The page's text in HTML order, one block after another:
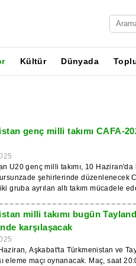
Kültür Dünyada
genç milli takımı CAFA-
U20 genç milli takımı, 10 Haziran'da
şehirlerinde düzenlenecek
gruba ayrılan altı takım mücadele
ve rakipleri İran ve Özbekistan milli
Kırgızistan ve Tacikistan takımları yer
aşamasında takımlar birbirleriyle
finalde karşılaşacak, ikinciler ise
grupların en kötü takımları
bu yana Türkmenistan U20 milli
milli takımı bugün
karşılaşacak
Aşkabat'ta Türkmenistan ve
eleme maçı oynanacak. Maç, saat